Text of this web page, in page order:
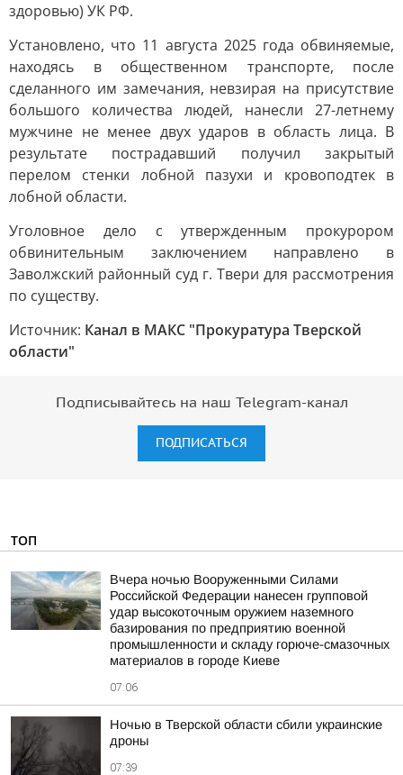
здоровью) УК РФ.
Установлено, что 11 августа 2025 года обвиняемые,
находясь в общественном транспорте, после
сделанного им замечания, невзирая на присутствие
большого количества людей, нанесли 27-летнему
мужчине не менее двух ударов в область лица. В
результате пострадавший получил закрытый
перелом стенки лобной пазухи и кровоподтек в
лобной области.
Уголовное дело с утвержденным прокурором
обвинительным заключением направлено в
Заволжский районный суд г. Твери для рассмотрения
по существу.
Источник: Канал в МАКС "Прокуратура Тверской
области"
Подписывайтесь на наш Telegram-канал
ПОДПИСАТЬСЯ
ТОП
Вчера ночью Вооруженными Силами
Российской Федерации нанесен групповой
удар высокоточным оружием наземного
базирования по предприятию военной
промышленности и складу горюче-смазочных
материалов в городе Киеве
07:06
Ночью в Тверской области сбили украинские
дроны
07:39